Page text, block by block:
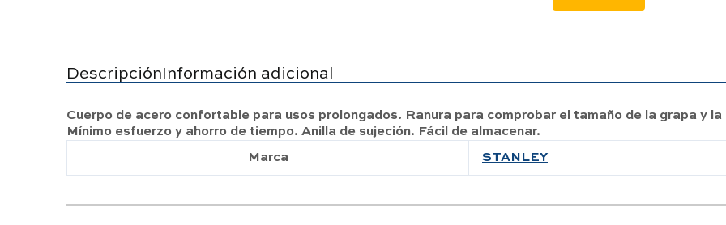
DescripciónInformación adicional
Cuerpo de acero confortable para usos prolongados. Ranura para comprobar el tamaño de la grapa y
Mínimo esfuerzo y ahorro de tiempo. Anilla de sujeción. Fácil de almacenar.
Marca
STANLEY